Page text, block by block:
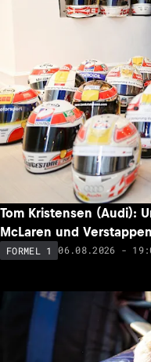
Tom Kristensen (Audi):
McLaren und Verstappen
FORMEL 1 06.08.2026 -